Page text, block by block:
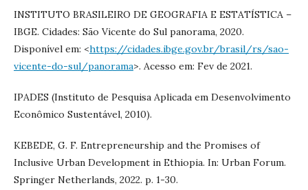
INSTITUTO BRASILEIRO DE GEOGRAFIA E ESTATÍSTICA –
IBGE. Cidades: São Vicente do Sul panorama, 2020.
Disponível em: <https://cidades.ibge.gov.br/brasil/rs/sao-
vicente-do-sul/panorama>. Acesso em: Fev de 2021.
IPADES (Instituto de Pesquisa Aplicada em Desenvolvimento
Econômico Sustentável, 2010).
KEBEDE, G. F. Entrepreneurship and the Promises of
Inclusive Urban Development in Ethiopia. In: Urban Forum.
Springer Netherlands, 2022. p. 1-30.